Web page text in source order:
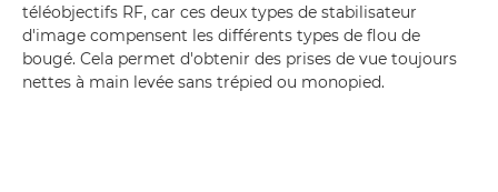
téléobjectifs RF, car ces deux types de stabilisateur
d'image compensent les différents types de flou de
bougé. Cela permet d'obtenir des prises de vue toujours
nettes à main levée sans trépied ou monopied.